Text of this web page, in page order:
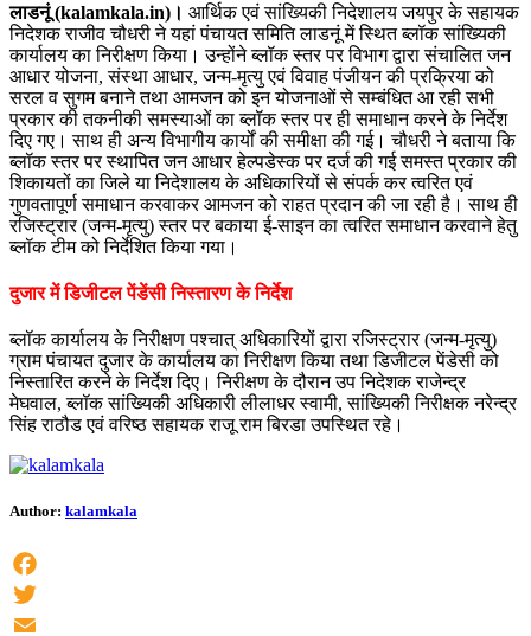
लाडनूं (kalamkala.in)। आर्थिक एवं सांख्यिकी निदेशालय जयपुर के सहायक
निदेशक राजीव चौधरी ने यहां पंचायत समिति लाडनूं में स्थित ब्लॉक सांख्यिकी
कार्यालय का निरीक्षण किया। उन्होंने ब्लॉक स्तर पर विभाग द्वारा संचालित जन
आधार योजना, संस्था आधार, जन्म-मृत्यु एवं विवाह पंजीयन की प्रक्रिया को
सरल व सुगम बनाने तथा आमजन को इन योजनाओं से सम्बंधित आ रही सभी
प्रकार की तकनीकी समस्याओं का ब्लॉक स्तर पर ही समाधान करने के निर्देश
दिए गए। साथ ही अन्य विभागीय कार्यों की समीक्षा की गई। चौधरी ने बताया कि
ब्लॉक स्तर पर स्थापित जन आधार हेल्पडेस्क पर दर्ज की गई समस्त प्रकार की
शिकायतों का जिले या निदेशालय के अधिकारियों से संपर्क कर त्वरित एवं
गुणवतापूर्ण समाधान करवाकर आमजन को राहत प्रदान की जा रही है। साथ ही
रजिस्ट्रार (जन्म-मृत्यु) स्तर पर बकाया ई-साइन का त्वरित समाधान करवाने हेतु
ब्लॉक टीम को निर्देशित किया गया।
दुजार में डिजीटल पेंडेंसी निस्तारण के निर्देश
ब्लॉक कार्यालय के निरीक्षण पश्चात् अधिकारियों द्वारा रजिस्ट्रार (जन्म-मृत्यु)
ग्राम पंचायत दुजार के कार्यालय का निरीक्षण किया तथा डिजीटल पेंडेसी को
निस्तारित करने के निर्देश दिए। निरीक्षण के दौरान उप निदेशक राजेन्द्र
मेघवाल, ब्लॉक सांख्यिकी अधिकारी लीलाधर स्वामी, सांख्यिकी निरीक्षक नरेन्द्र
सिंह राठौड एवं वरिष्ठ सहायक राजू राम बिरडा उपस्थित रहे।
Author: kalamkala
Facebook
Twitter